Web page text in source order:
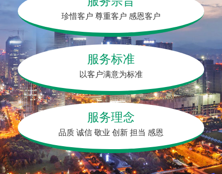
珍惜客户 尊重客户 感恩客户
服务标准
以客户满意为标准
服务理念
品质 诚信敬业 创新担当 感恩